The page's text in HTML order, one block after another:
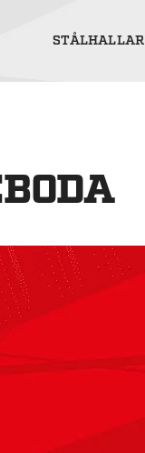
STÅLHALLAR